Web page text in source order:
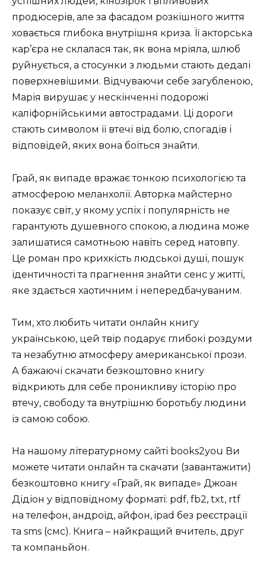
продюсерів, але за фасадом розкішного життя
ховається глибока внутрішня криза. Її акторська
кар’єра не склалася так, як вона мріяла, шлюб
руйнується, а стосунки з людьми стають дедалі
поверхневішими. Відчуваючи себе загубленою,
Марія вирушає у нескінченні подорожі
каліфорнійськими автострадами. Ці дороги
стають символом її втечі від болю, спогадів і
відповідей, яких вона боїться знайти.
Грай, як випаде вражає тонкою психологією та
атмосферою меланхолії. Авторка майстерно
показує світ, у якому успіх і популярність не
гарантують душевного спокою, а людина може
залишатися самотньою навіть серед натовпу.
Це роман про крихкість людської душі, пошук
ідентичності та прагнення знайти сенс у житті,
яке здається хаотичним і непередбачуваним.
Тим, хто любить читати онлайн книгу
українською, цей твір подарує глибокі роздуми
та незабутню атмосферу американської прози.
А бажаючі скачати безкоштовно книгу
відкриють для себе проникливу історію про
втечу, свободу та внутрішню боротьбу людини
із самою собою.
На нашому літературному сайті books2you Ви
можете читати онлайн та скачати (завантажити)
безкоштовно книгу «Грай, як випаде» Джоан
Дідіон у відповідному форматі: pdf, fb2, txt, rtf
на телефон, андроїд, айфон, ipad без реєстрації
та sms (смс). Книга – найкращий вчитель, друг
та компаньйон.